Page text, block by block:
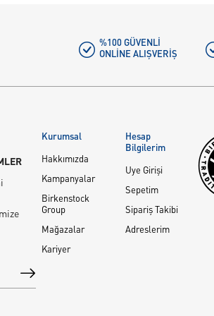
%100 GÜVENLI
ONLINE ALIŞVERIŞ
Kurumsal
Hakkımızda
Kampanyalar
Birkenstock
Group
Mağazalar
Kariyer
Hesap
Bilgilerim
Üye Girişi
Sepetim
Sipariş Takibi
Adreslerim